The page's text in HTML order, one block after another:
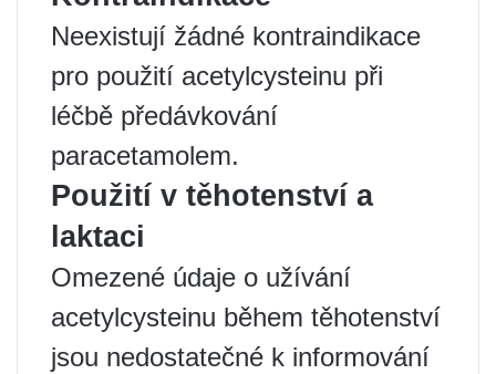
Neexistují žádné kontraindikace
pro použití acetylcysteinu při
léčbě předávkování
paracetamolem.
Použití v těhotenství a
laktaci
Omezené údaje o užívání
acetylcysteinu během těhotenství
jsou nedostatečné k informování